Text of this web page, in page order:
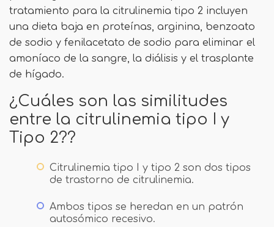
tratamiento para la citrulinemia tipo 2 incluyen
una dieta baja en proteínas, arginina, benzoato
de sodio y fenilacetato de sodio para eliminar el
amoníaco de la sangre, la diálisis y el trasplante
de hígado.
¿Cuáles son las similitudes
entre la citrulinemia tipo I y
Tipo 2??
Citrulinemia tipo I y tipo 2 son dos tipos
de trastorno de citrulinemia.
Ambos tipos se heredan en un patrón
autosómico recesivo.